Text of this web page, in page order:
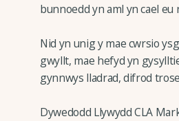
bunnoedd yn aml yn cael eu
Nid yn unig y mae cwrsio
gwyllt, mae hefyd yn
gynnwys lladrad, difrod
Dywedodd Llywydd CLA